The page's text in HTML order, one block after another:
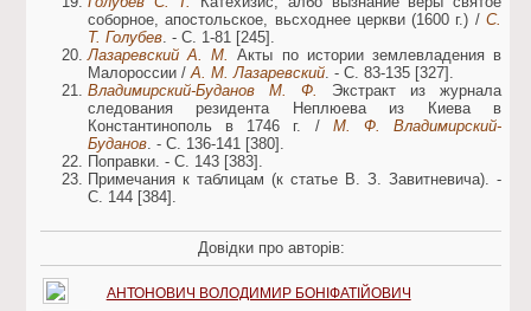
соборное, апостольское, вьсходнее церкви (1600 г.) / С.
Т. Голубев. - С. 1-81 [245].
Лазаревский А. М. Акты по истории землевладения в
Малороссии /А. М. Лазаревский. - С. 83-135 [327].
Владимирский-Буданов М. Ф.
Экстракт из журнала
следования резидента Неплюева из Киева в
Константинополь в 1746 г. / М. Ф. Владимирский-
Буданов. - С. 136-141 [380].
Поправки. - С. 143 [383].
Примечания к таблицам (к статье В. З. Завитневича). -
С. 144 [384].
Довідки про авторів:
АНТОНОВИЧ ВОЛОДИМИР БОНІФАТІЙОВИЧ